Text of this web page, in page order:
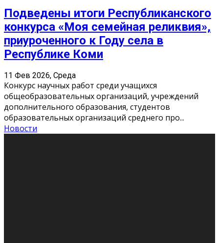
Подведены итоги Республиканского
конкурса «Моя семейная реликвия»,
приуроченного к Году села в
Республике Коми
11 Фев 2026, Среда
Конкурс научных работ среди учащихся
общеобразовательных организаций, учреждений
дополнительного образования, студентов
образовательных организаций среднего про...
Новости